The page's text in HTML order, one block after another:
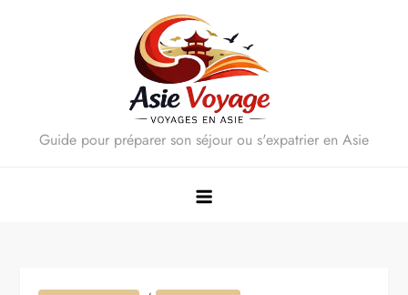
Guide pour préparer son séjour ou s'expatrier en Asie